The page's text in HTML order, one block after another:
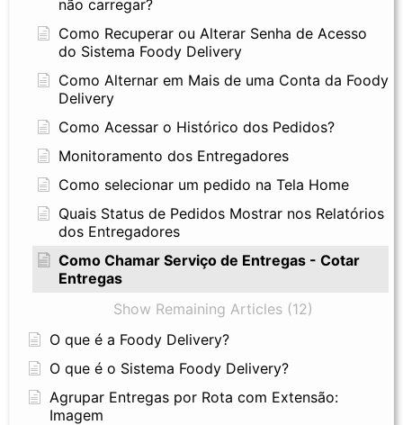
não carregar?
Como Recuperar ou Alterar Senha de Acesso
do Sistema Foody Delivery
Como Alternar em Mais de uma Conta da Foody
Delivery
Como Acessar o Histórico dos Pedidos?
Monitoramento dos Entregadores
Como selecionar um pedido na Tela Home
Quais Status de Pedidos Mostrar nos Relatórios
dos Entregadores
Como Chamar Serviço de Entregas - Cotar
Entregas
Show Remaining Articles (12)
O que é a Foody Delivery?
O que é o Sistema Foody Delivery?
Agrupar Entregas por Rota com Extensão:
Imagem